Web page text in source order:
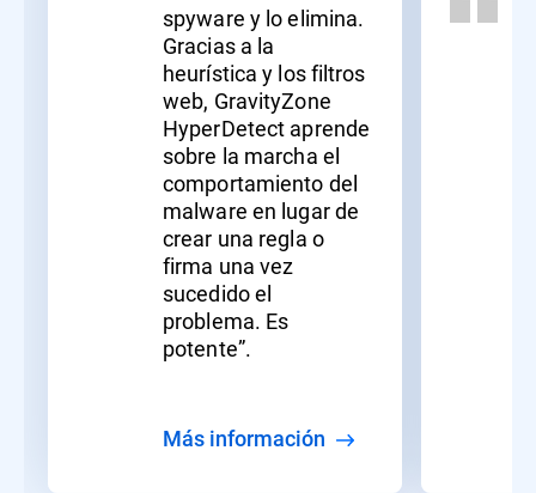
spyware y lo elimina.
Gracias a la
heurística y los filtros
web, GravityZone
HyperDetect aprende
sobre la marcha el
comportamiento del
malware en lugar de
crear una regla o
firma una vez
sucedido el
problema. Es
potente”.
Más información